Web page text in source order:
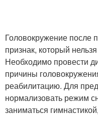
Головокружение после
признак, который
Необходимо провести
причины
реабилитацию. Для
нормализовать режим
заниматься